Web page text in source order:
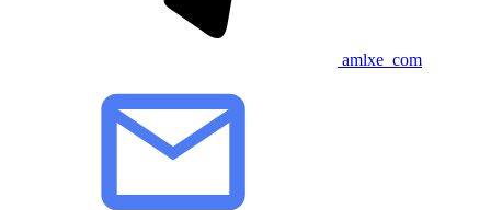
amlxe_com